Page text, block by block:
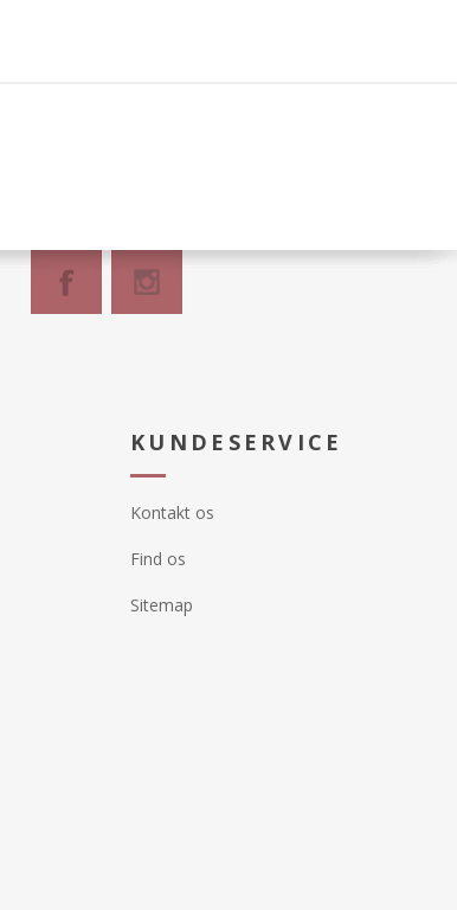
KUNDESERVICE
Kontakt os
Find os
Sitemap